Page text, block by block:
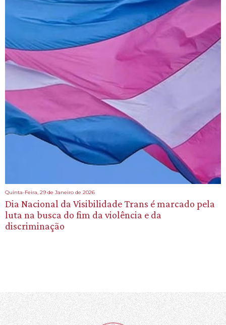
Quinta-Feira, 29 de Janeiro de 2026
Dia Nacional da Visibilidade Trans é marcado pela
luta na busca do fim da violência e da
discriminação